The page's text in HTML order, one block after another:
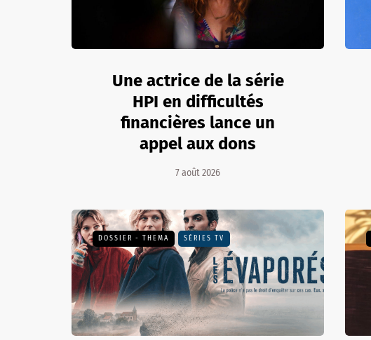
Une actrice de la série
HPI en difficultés
financières lance un
appel aux dons
7 août 2026
DOSSIER - THEMA SÉRIES TV